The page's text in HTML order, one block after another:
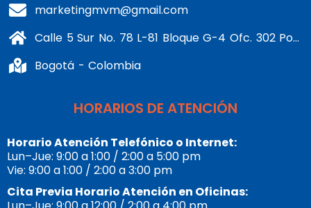
marketingmvm@gmail.com
Calle 5 Sur No. 78 L-81 Bloque G-4 Ofc. 302 Portería 1 Banderas - Kennedy
Bogotá - Colombia
HORARIOS DE ATENCIÓN
Horario Atención Telefónico o Internet:
Lun–Jue: 9:00 a 1:00 / 2:00 a 5:00 pm
Vie: 9:00 a 1:00 / 2:00 a 3:00 pm
Cita Previa Horario Atención en Oficinas: